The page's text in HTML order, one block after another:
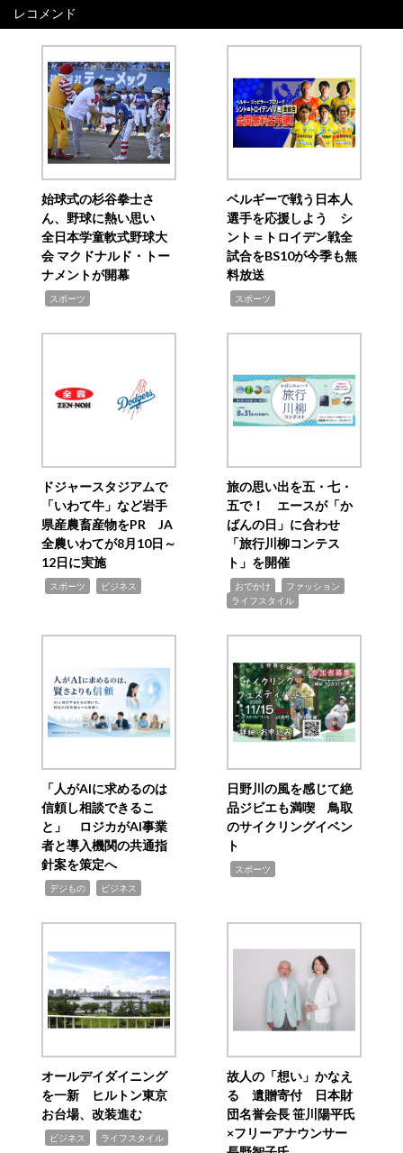
レコメンド
始球式の杉谷拳士さ
ん、野球に熱い思い
全日本学童軟式野球大
会 マクドナルド・トー
ナメントが開幕
スポーツ
ベルギーで戦う日本人
選手を応援しよう シ
ント＝トロイデン戦全
試合をBS10が今季も無
料放送
スポーツ
ドジャースタジアムで
「いわて牛」など岩手
県産農畜産物をPR JA
全農いわてが8月10日～
12日に実施
スポーツ ビジネス
旅の思い出を五・七・
五で！ エースが「か
ばんの日」に合わせ
「旅行川柳コンテス
ト」を開催
おでかけ ファッション
ライフスタイル
「人がAIに求めるのは
信頼し相談できるこ
と」 ロジカがAI事業
者と導入機関の共通指
針案を策定へ
デジもの ビジネス
日野川の風を感じて絶
品ジビエも満喫 鳥取
のサイクリングイベン
ト
スポーツ
オールデイダイニング
を一新 ヒルトン東京
お台場、改装進む
ビジネス ライフスタイル
故人の「想い」かなえ
る 遺贈寄付 日本財
団名誉会長 笹川陽平氏
×フリーアナウンサー